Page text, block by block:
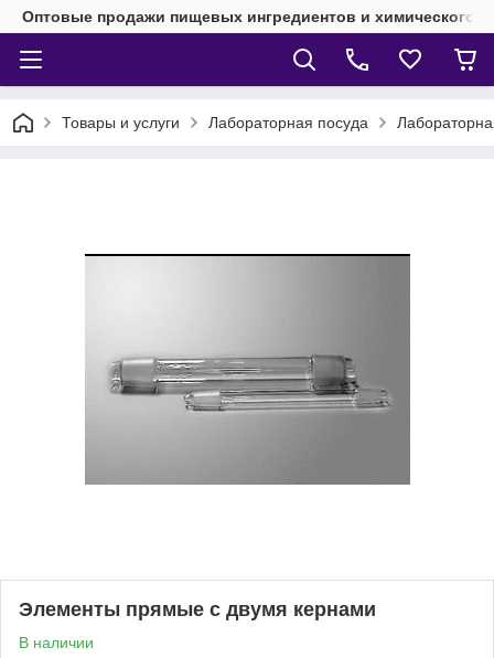
Оптовые продажи пищевых ингредиентов и химического
Товары и услуги Лабораторная посуда
Элементы прямые с двумя кернами
В наличии